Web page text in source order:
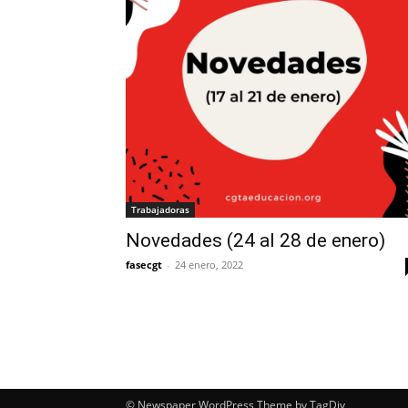
Trabajadoras
Novedades (24 al 28 de enero)
fasecgt - 24 enero, 2022
© Newspaper WordPress Theme by TagDiv